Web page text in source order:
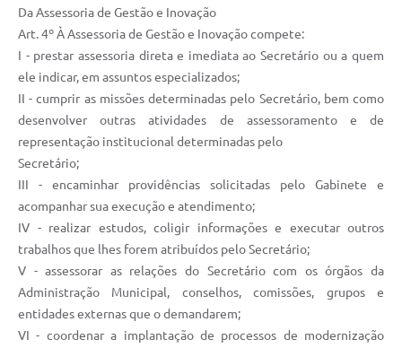
Da Assessoria de Gestão e Inovação
Art. 4º À Assessoria de Gestão e Inovação compete:
I - prestar assessoria direta e imediata ao Secretário ou a quem
ele indicar, em assuntos especializados;
II - cumprir as missões determinadas pelo Secretário, bem como
desenvolver outras atividades de assessoramento e de
representação institucional determinadas pelo
Secretário;
III - encaminhar providências solicitadas pelo Gabinete e
acompanhar sua execução e atendimento;
IV - realizar estudos, coligir informações e executar outros
trabalhos que lhes forem atribuídos pelo Secretário;
V - assessorar as relações do Secretário com os órgãos da
Administração Municipal, conselhos, comissões, grupos e
entidades externas que o demandarem;
VI - coordenar a implantação de processos de modernização